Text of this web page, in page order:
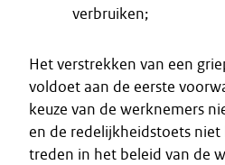
verbruiken;
Het verstrekken van een
voldoet aan de eerste
keuze van de werknemers
en de redelijkheidstoets
treden in het beleid van de